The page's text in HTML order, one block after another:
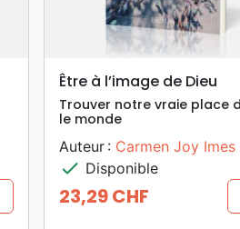
search APERÇU RAPIDE
Être à l’image de Dieu
Trouver notre vraie place
le monde
Auteur : Carmen Joy Imes
check Disponible
Prix
23,29 CHF